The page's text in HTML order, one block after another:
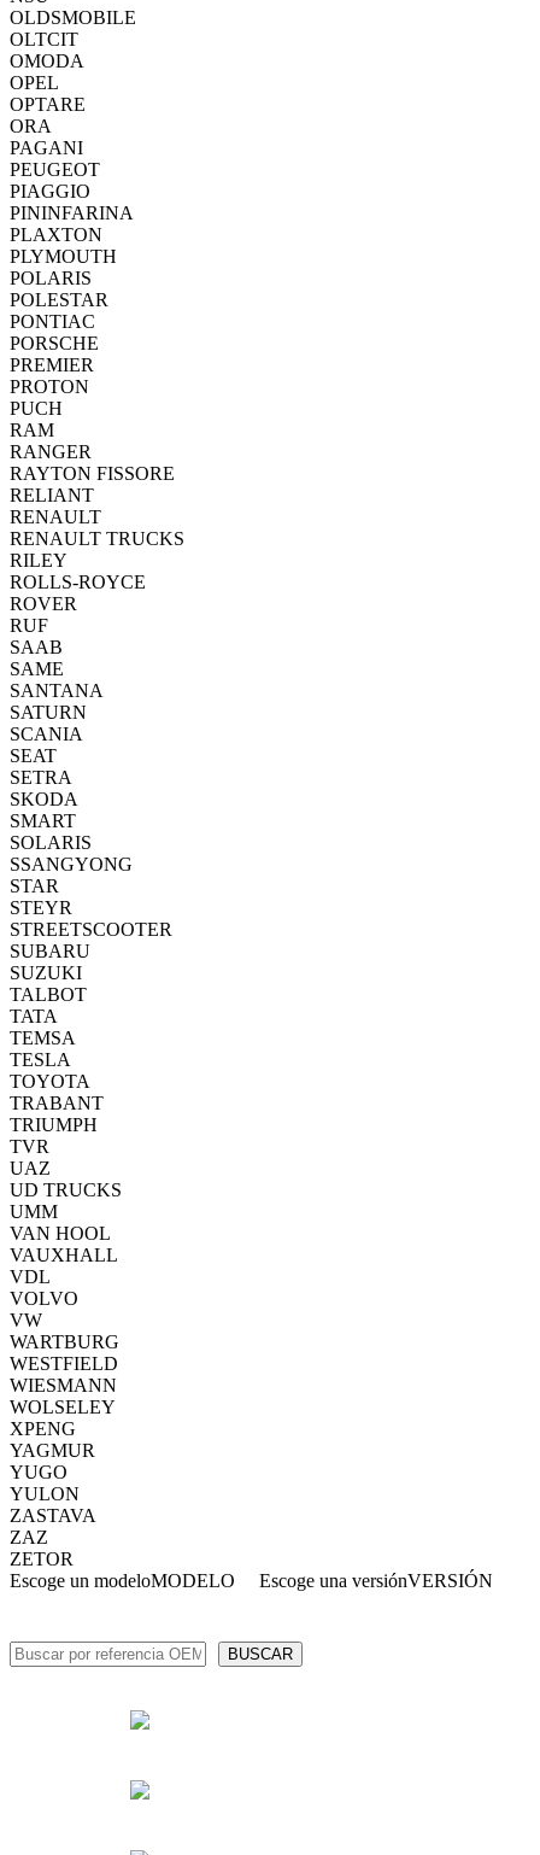
OLDSMOBILE
OLTCIT
OMODA
OPEL
OPTARE
ORA
PAGANI
PEUGEOT
PIAGGIO
PININFARINA
PLAXTON
PLYMOUTH
POLARIS
POLESTAR
PONTIAC
PORSCHE
PREMIER
PROTON
PUCH
RAM
RANGER
RAYTON FISSORE
RELIANT
RENAULT
RENAULT TRUCKS
RILEY
ROLLS-ROYCE
ROVER
RUF
SAAB
SAME
SANTANA
SATURN
SCANIA
SEAT
SETRA
SKODA
SMART
SOLARIS
SSANGYONG
STAR
STEYR
STREETSCOOTER
SUBARU
SUZUKI
TALBOT
TATA
TEMSA
TESLA
TOYOTA
TRABANT
TRIUMPH
TVR
UAZ
UD TRUCKS
UMM
VAN HOOL
VAUXHALL
VDL
VOLVO
VW
WARTBURG
WESTFIELD
WIESMANN
WOLSELEY
XPENG
YAGMUR
YUGO
YULON
ZASTAVA
ZAZ
ZETOR
Escoge un modeloMODELO Escoge una versiónVERSIÓN